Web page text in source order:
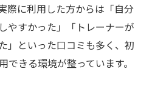
あるパーソナルジムの魅
パーソナルジムのサポー
際に利用した方からは「自分
やすかった」「トレーナーが
」といった口コミも多く、初
きる環境が整っています。